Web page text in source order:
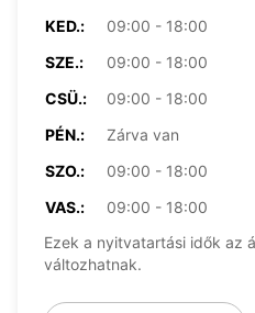
KED.:
09:00 - 18:00
SZE.:
09:00 - 18:00
CSÜ.:
09:00 - 18:00
PÉN.:
Zárva van
SZO.:
09:00 - 18:00
VAS.:
09:00 - 18:00
Ezek a nyitvatartási idők az
változhatnak.